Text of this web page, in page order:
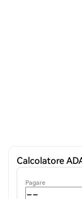
Calcolatore
Pagare